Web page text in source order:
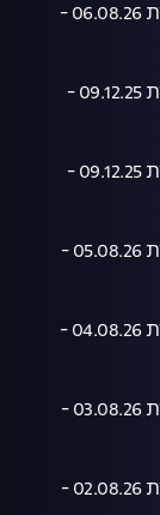
המהדורה המרכזית 06.08.26 -
המהדורה המרכזית 09.12.25 -
המהדורה המרכזית 09.12.25 -
המהדורה המרכזית 05.08.26 -
המהדורה המרכזית 04.08.26 -
המהדורה המרכזית 03.08.26 -
המהדורה המרכזית 02.08.26 -